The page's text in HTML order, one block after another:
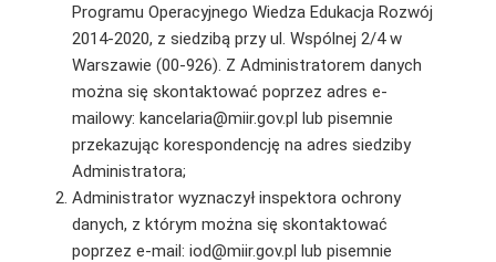
Programu Operacyjnego Wiedza Edukacja Rozwój
2014-2020, z siedzibą przy ul. Wspólnej 2/4 w
Warszawie (00-926). Z Administratorem danych
można się skontaktować poprzez adres e-
mailowy: kancelaria@miir.gov.pl lub pisemnie
przekazując korespondencję na adres siedziby
Administratora;
Administrator wyznaczył inspektora ochrony
danych, z którym można się skontaktować
poprzez e-mail: iod@miir.gov.pl lub pisemnie